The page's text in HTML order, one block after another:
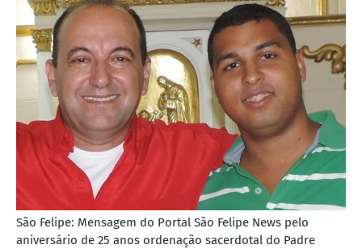
São Felipe: Mensagem do Portal São Felipe News pelo
aniversário de 25 anos ordenação sacerdotal do Padre